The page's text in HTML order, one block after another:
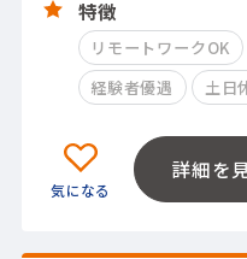
特徴
リモートワークOK
経験者優遇
土日
詳細を